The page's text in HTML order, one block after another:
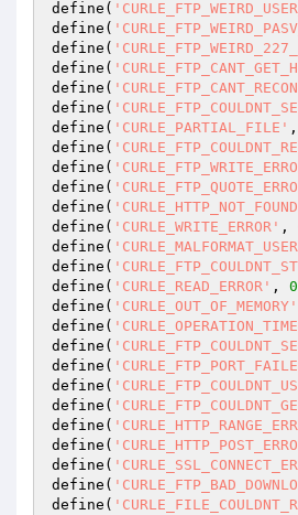
define(
define(
define(
define(
define(
define(
define( 'CURLE_PARTIAL_FILE' ,
define(
define(
define(
define(
define( 'CURLE_WRITE_ERROR' ,
define(
define(
define( 'CURLE_READ_ERROR' , 0
define( 'CURLE_OUT_OF_MEMORY'
define(
define(
define(
define(
define(
define(
define(
define(
define(
define(